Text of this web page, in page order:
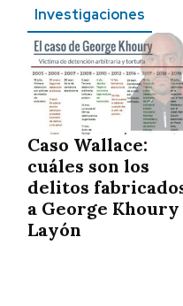
Investigaciones
Caso Wallace:
cuáles son los
delitos
a George Khoury
Layón